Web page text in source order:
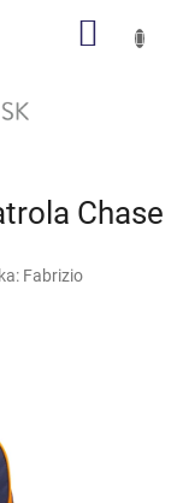
Chase
Fabrizio